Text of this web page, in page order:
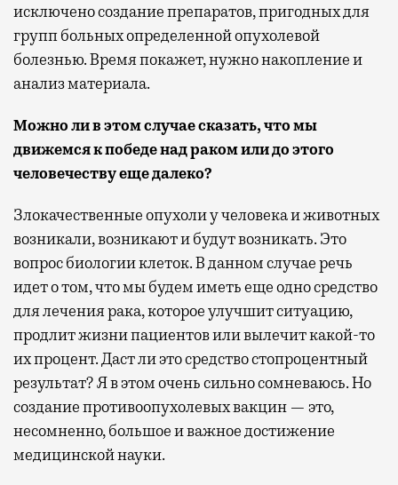
исключено создание препаратов, пригодных для
групп больных определенной опухолевой
болезнью. Время покажет, нужно накопление и
анализ материала.
Можно ли в этом случае сказать, что мы
движемся к победе над раком или до этого
человечеству еще далеко?
Злокачественные опухоли у человека и животных
возникали, возникают и будут возникать. Это
вопрос биологии клеток. В данном случае речь
идет о том, что мы будем иметь еще одно средство
для лечения рака, которое улучшит ситуацию,
продлит жизни пациентов или вылечит какой-то
их процент. Даст ли это средство стопроцентный
результат? Я в этом очень сильно сомневаюсь. Но
создание противоопухолевых вакцин — это,
несомненно, большое и важное достижение
медицинской науки.